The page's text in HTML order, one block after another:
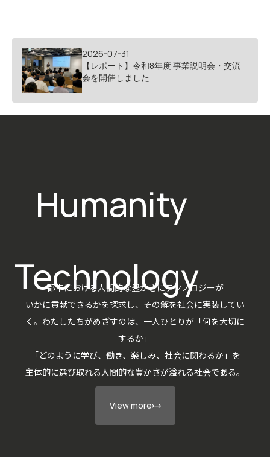
2026-07-31
【レポート】令和8年度 事業説明会・交流
会を開催しました
Humanity
Technology
都市における人間的な豊かさにテクノロジーが
いかに貢献できるかを探求し、その解を社会に実装してい
く。わたしたちがめざすのは、一人ひとりが「何を大切に
するか」
「どのように学び、働き、楽しみ、社会に関わるか」を
主体的に選び取れる人間的な豊かさが溢れる社会である。
View more